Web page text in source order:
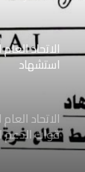
الاتحاد
استشهاد
ثلاثة
إسرائيلي
الاتحاد
قوات
الصحفيين
فوراً